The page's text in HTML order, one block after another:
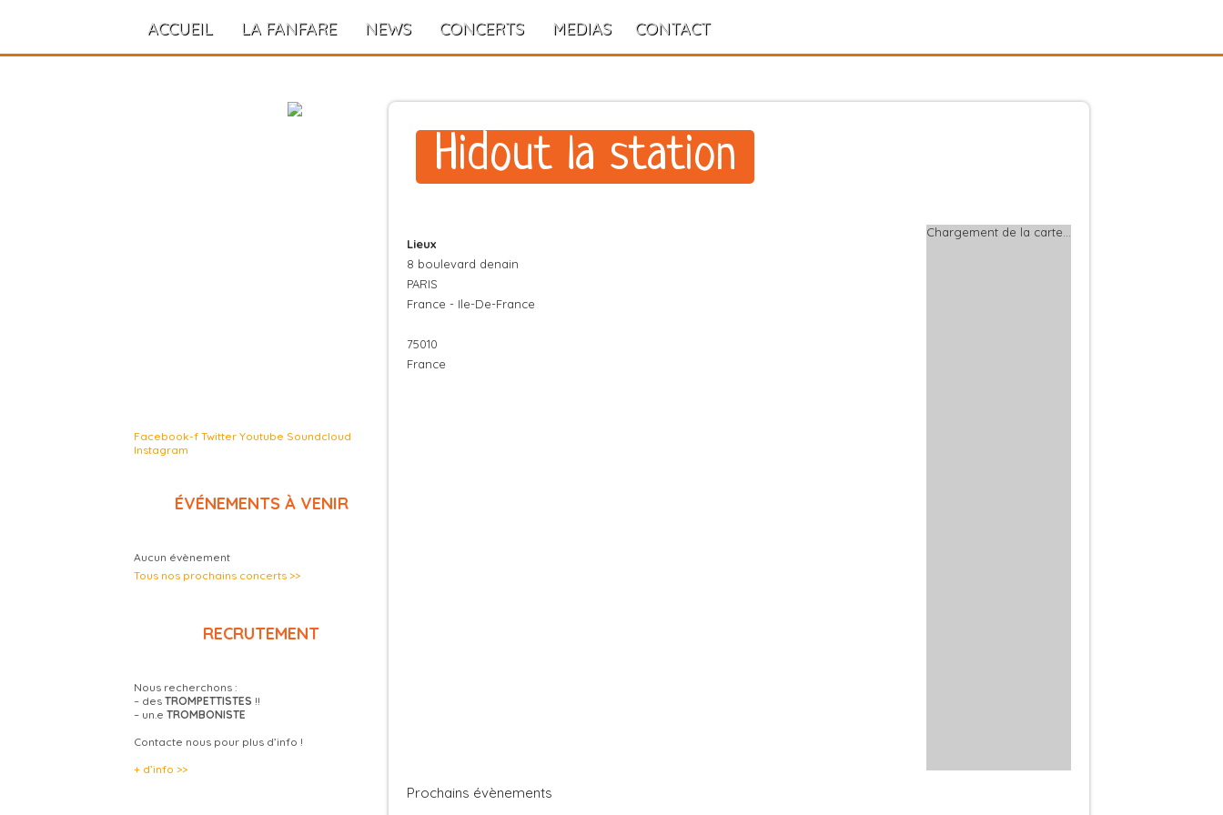
ACCUEIL LA FANFARE NEWS CONCERTS MEDIAS CONTACT
Facebook-f Twitter Youtube Soundcloud
Instagram
ÉVÉNEMENTS À VENIR
Aucun évènement
Tous nos prochains concerts >>
RECRUTEMENT
Nous recherchons :
– des TROMPETTISTES !!
– un.e TROMBONISTE
Contacte nous pour plus d’info !
+ d’info >>
Hidout la station
Chargement de la carte…
Lieux
8 boulevard denain
PARIS
France - Ile-De-France
75010
France
Prochains évènements